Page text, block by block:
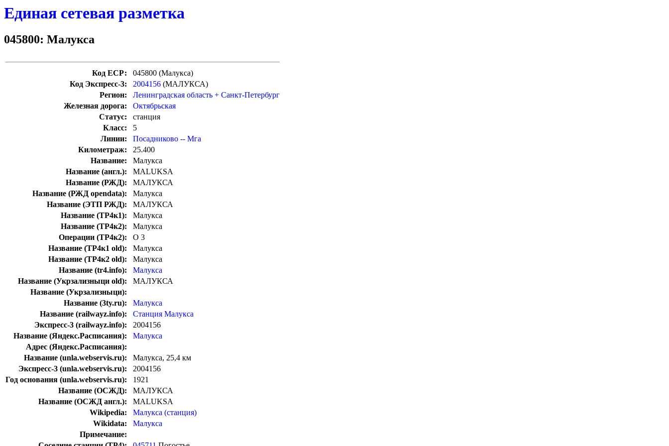
Единая сетевая разметка
045800: Малукса
Код ЕСР:
045800 (Малукса)
Код Экспресс-3:
2004156 (МАЛУКСА)
Регион:
Ленинградская область + Санкт-Петербург
Железная дорога:
Октябрьская
Статус:
станция
Класс:
5
Линии:
Посадниково -- Мга
Километраж:
25.400
Название:
Малукса
Название (англ.):
MALUKSA
Название (РЖД):
МАЛУКСА
Название (РЖД opendata):
Малукса
Название (ЭТП РЖД):
МАЛУКСА
Название (ТР4к1):
Малукса
Название (ТР4к2):
Малукса
Операции (ТР4к2):
О 3
Название (ТР4к1 old):
Малукса
Название (ТР4к2 old):
Малукса
Название (tr4.info):
Малукса
Название (Укрзализныци old):
МАЛУКСА
Название (Укрзализныци):
Название (3ty.ru):
Малукса
Название (railwayz.info):
Станция Малукса
Экспресс-3 (railwayz.info):
2004156
Название (Яндекс.Расписания):
Малукса
Адрес (Яндекс.Расписания):
Название (unla.webservis.ru):
Малукса, 25,4 км
Экспресс-3 (unla.webservis.ru):
2004156
Год основания (unla.webservis.ru):
1921
Название (ОСЖД):
МАЛУКСА
Название (ОСЖД англ.):
MALUKSA
Wikipedia:
Малукса (станция)
Wikidata:
Малукса
Примечание: